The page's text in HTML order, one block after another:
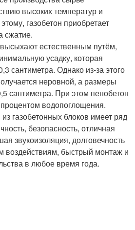
высоких температур и
газобетон приобретает
сжатие.
естественным путём,
усадку, которая
сантиметра. Однако из-за этого
неровной, а размеры
сантиметра. При этом пенобетон
водопоглощения.
газобетонных блоков имеет ряд
безопасность, отличная
звукоизоляция, долговечность
воздействиям, быстрый монтаж и
в любое время года.